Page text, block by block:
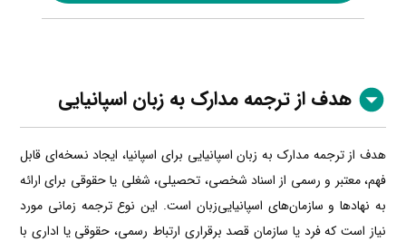
هدف از ترجمه مدارک به زبان اسپانیایی
هدف از ترجمه مدارک به زبان اسپانیایی برای اسپانیا، ایجاد نسخه‌ای قابل
فهم، معتبر و رسمی از اسناد شخصی، تحصیلی، شغلی یا حقوقی برای ارائه
به نهادها و سازمان‌های اسپانیایی‌زبان است. این نوع ترجمه زمانی مورد
نیاز است که فرد یا سازمان قصد برقراری ارتباط رسمی، حقوقی یا اداری با